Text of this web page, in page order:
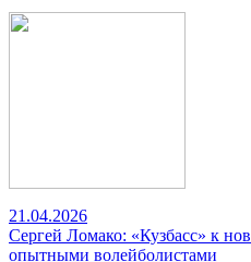
21.04.2026
Сергей Ломако: «Кузбасс» к
опытными волейболистами